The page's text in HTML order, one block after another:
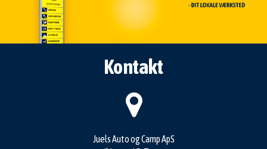
Kontakt
Juels Auto og Camp ApS